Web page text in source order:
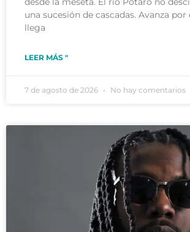
una sucesión de cascadas. Avanza por
llega
LEER MÁS "
7 de agosto de 2026 No hay comentarios